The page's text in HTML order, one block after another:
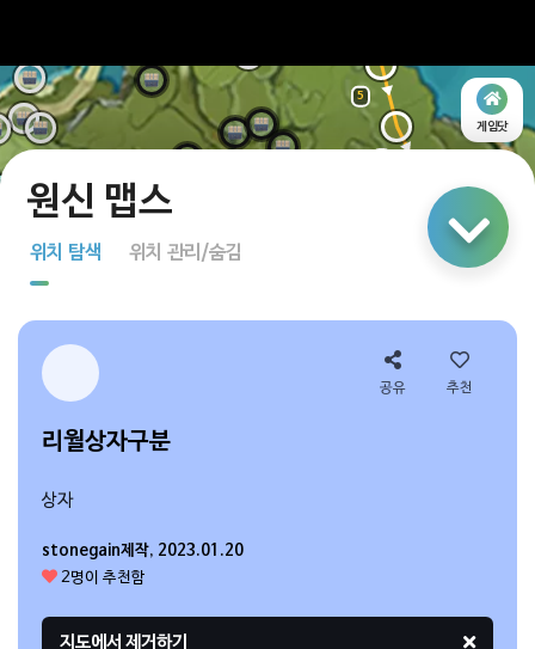
5
7
게임닷
링크 공유
위치 탐색 위치 관리/숨김
공유 추천
리월상자구분
상자
stonegain제작, 2023.01.20
2명이 추천함